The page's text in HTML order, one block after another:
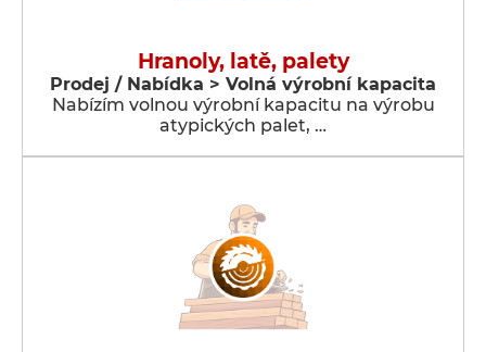
Hranoly, latě, palety
Prodej / Nabídka > Volná výrobní kapacita
Nabízím volnou výrobní kapacitu na výrobu
atypických palet, …